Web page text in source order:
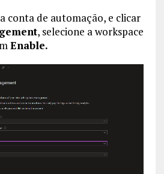
conta de automação, e clicar
, selecione a workspace
Enable.